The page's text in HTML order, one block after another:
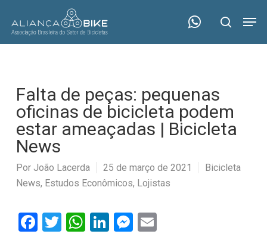
main
search
Falta de peças: pequenas
oficinas de bicicleta podem
estar ameaçadas | Bicicleta
News
Por João Lacerda 25 de março de 2021
Bicicleta
News, Estudos Econômicos, Lojistas
Facebook
Twitter
WhatsApp
LinkedIn
Messenger
Email